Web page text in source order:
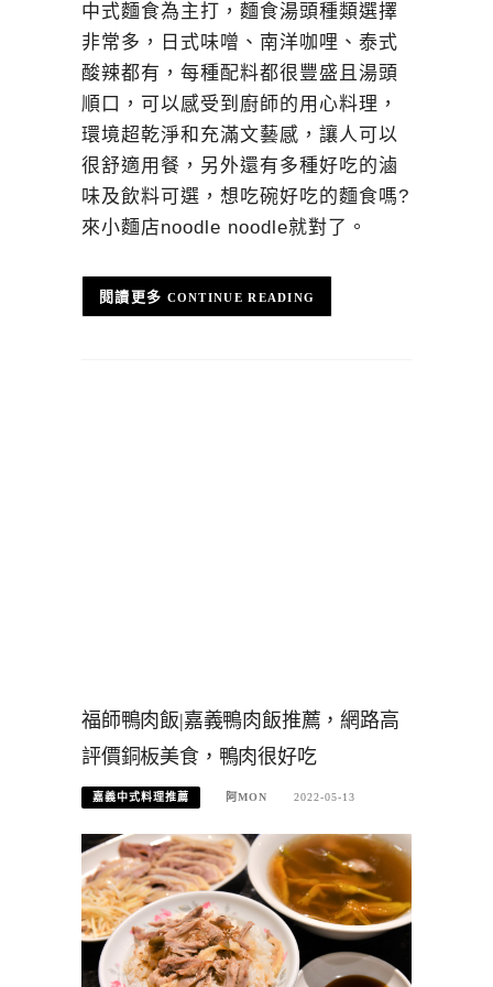
中式麵食為主打，麵食湯頭種類選擇
非常多，日式味噌、南洋咖哩、泰式
酸辣都有，每種配料都很豐盛且湯頭
順口，可以感受到廚師的用心料理，
環境超乾淨和充滿文藝感，讓人可以
很舒適用餐，另外還有多種好吃的滷
味及飲料可選，想吃碗好吃的麵食嗎?
來小麵店noodle noodle就對了。
CONTINUE READING
福師鴨肉飯|嘉義鴨肉飯推薦，網路高
評價銅板美食，鴨肉很好吃
嘉義中式料理推薦 阿MON 2022-05-13